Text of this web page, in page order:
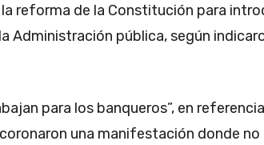
reforma de la Constitución para
Administración pública, según
para los banqueros”, en
una manifestación donde